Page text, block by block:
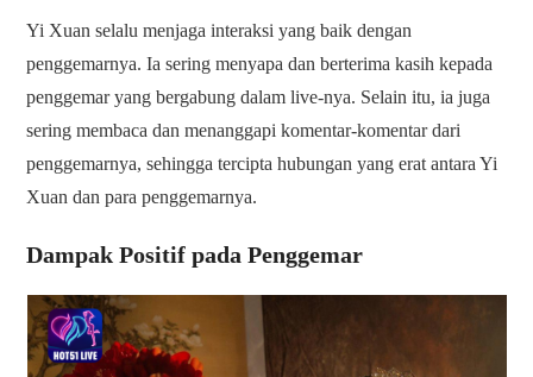
Yi Xuan selalu menjaga interaksi yang baik dengan
penggemarnya. Ia sering menyapa dan berterima kasih kepada
penggemar yang bergabung dalam live-nya. Selain itu, ia juga
sering membaca dan menanggapi komentar-komentar dari
penggemarnya, sehingga tercipta hubungan yang erat antara Yi
Xuan dan para penggemarnya.
Dampak Positif pada Penggemar